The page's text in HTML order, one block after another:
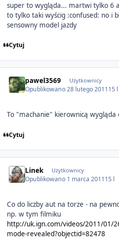
super to wygląda... martwi tylko 6
to tylko taki wyścig :confused: no i
sensowny model jazdy
Cytuj
pawel3569 Użytkownicy
Opublikowano28 lutego 201115 l
To "machanie" kierownicą wygląda
Cytuj
Linek Użytkownicy
Opublikowano 1 marca 201115 l
Co do liczby aut na torze - na
np. w tym filmiku
http://uk.ign.com/videos/2011/01/
mode-revealed?objectid=82478